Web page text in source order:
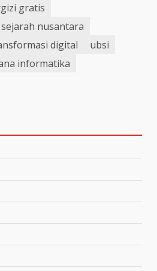
gratis
sejarah nusantara
digital
ubsi
informatika